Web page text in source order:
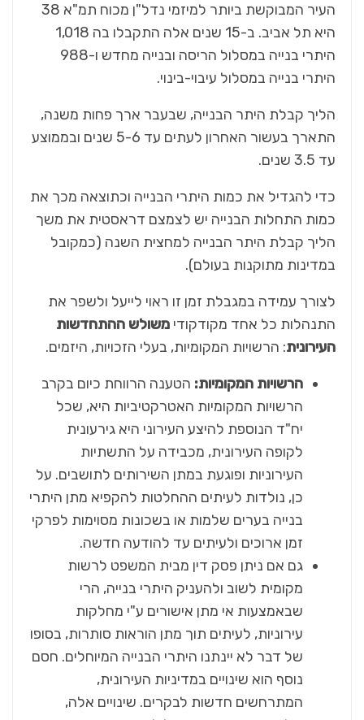
העיר המבוקשת ביותר למיזמי נדל"ן מכוח תמ"א 38
היא תל אביב. ב-15 שנים אלה התקבלו בה 1,018
היתרי בנייה במסלול הריסה ובנייה מחדש ו-988
היתרי בנייה במסלול עיבוי-בינוי.
הליך קבלת היתר הבנייה, שבעבר ארך פחות משנה,
התארך בעשור האחרון לעתים עד 5-6 שנים ובממוצע
עד 3.5 שנים.
כדי להגדיל את כמות היתרי הבנייה וכתוצאה מכך את
כמות התחלות הבנייה יש לצמצם דראסטית את משך
הליך קבלת היתר הבנייה למחצית השנה (כמקובל
במדינות מתוקנות בעולם).
לצורך עמידה במגבלת זמן זו ראוי לייעל ולשפר את
התנהלות כל אחד מקודקודי משולש ההתחדשות
העירונית: הרשויות המקומיות, בעלי הזכויות, היזמים.
הרשויות המקומיות: הטענה הרווחת כיום בקרב
הרשויות המקומיות האטרקטיביות היא, שכל
יח"ד הנוספת להיצע העירוני היא גירעונית
לקופה העירונית, מכבידה על התשתיות
העירוניות ופוגעת במתן השירותים לתושבים. על
כן, נולדות לעיתים ההחלטות להקפיא מתן היתרי
בנייה בערים שלמות או בשכונות מסוימות לפרקי
זמן ארוכים ולעיתים עד להודעה חדשה.
גם אם ניתן פסק דין מבית המשפט לרשות
מקומית לשוב ולהעניק היתרי בנייה, הרי
שבאמצעות אי מתן אישורים ע"י מחלקות
עירוניות, לעיתים תוך מתן הוראות סותרות, בסופו
של דבר לא יינתנו היתרי הבנייה המיוחלים. חסם
נוסף הוא שינויים במדיניות העירונית,
המתרחשים חדשות לבקרים. שינויים אלה,